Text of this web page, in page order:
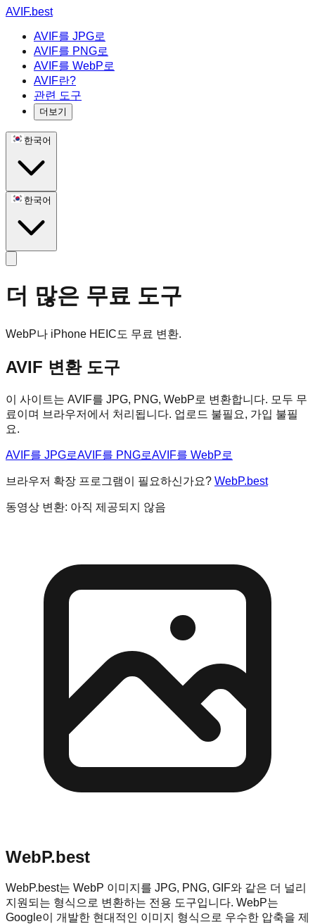
AVIF.best
AVIF를 JPG로
AVIF를 PNG로
AVIF를 WebP로
AVIF란?
관련 도구
더보기
한국어
한국어
더 많은 무료 도구
WebP나 iPhone HEIC도 무료 변환.
AVIF 변환 도구
이 사이트는 AVIF를 JPG, PNG, WebP로 변환합니다. 모두 무
료이며 브라우저에서 처리됩니다. 업로드 불필요, 가입 불필
요.
AVIF를 JPG로AVIF를 PNG로AVIF를 WebP로
브라우저 확장 프로그램이 필요하신가요? WebP.best
동영상 변환: 아직 제공되지 않음
WebP.best
WebP.best는 WebP 이미지를 JPG, PNG, GIF와 같은 더 널리
지원되는 형식으로 변환하는 전용 도구입니다. WebP는
Google이 개발한 현대적인 이미지 형식으로 우수한 압축을 제